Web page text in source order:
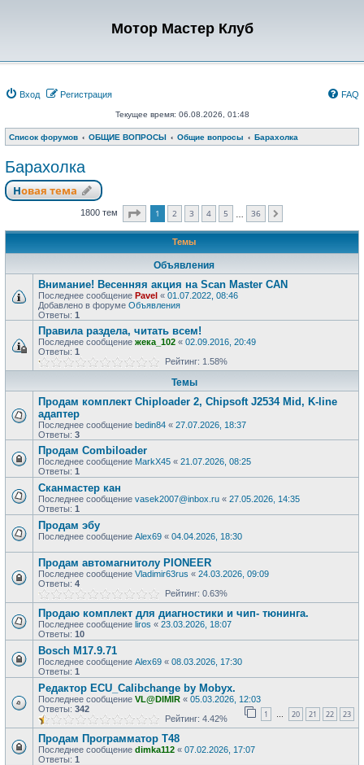
Мотор Мастер Клуб
Вход Регистрация FAQ
Текущее время: 06.08.2026, 01:48
Список форумов ОБЩИЕ ВОПРОСЫ Общие вопросы Барахолка
Барахолка
Новая тема
1800 тем Страница из
1 2 3 4 5 36
Темы
Объявления
Внимание! Весенняя акция на Scan Master CAN
Последнее сообщение Pavel « 01.07.2022, 08:46
Добавлено в форуме Объявления
Ответы: 1
Правила раздела, читать всем!
Последнее сообщение жека_102 « 02.09.2016, 20:49
Ответы: 1
Рейтинг: 1.58%
Темы
Продам комплект Chiploader 2, Chipsoft J2534 Mid, K-line
адаптер
Последнее сообщение bedin84 « 27.07.2026, 18:37
Ответы: 3
Продам Combiloader
Последнее сообщение MarkX45 « 21.07.2026, 08:25
Ответы: 1
Сканмастер кан
Последнее сообщение vasek2007@inbox.ru « 27.05.2026, 14:35
Ответы: 1
Продам эбу
Последнее сообщение Alex69 « 04.04.2026, 18:30
Продам автомагнитолу PIONEER
Последнее сообщение Vladimir63rus « 24.03.2026, 09:09
Ответы: 4
Рейтинг: 0.63%
Продаю комплект для диагностики и чип- тюнинга.
Последнее сообщение liros « 23.03.2026, 18:07
Ответы: 10
Bosch M17.9.71
Последнее сообщение Alex69 « 08.03.2026, 17:30
Ответы: 1
Редактор ECU_Calibchange by Mobyx.
Последнее сообщение VL@DIMIR « 05.03.2026, 12:03
Ответы: 342 1 … 20 21 22 23
Рейтинг: 4.42%
Продам Программатор Т48
Последнее сообщение dimka112 « 07.02.2026, 17:07
Ответы: 1